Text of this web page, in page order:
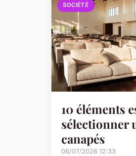
SOCIÉTÉ
10 éléments
sélectionner
canapés
06/07/2026 12:33